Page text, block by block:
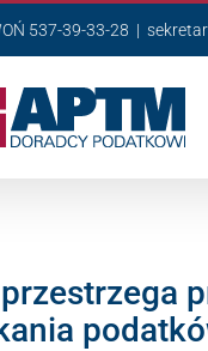
537-39-33-28 |